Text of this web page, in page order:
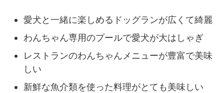
愛犬と一緒に楽しめるドッグランが広くて綺麗
わんちゃん専用のプールで愛犬が大はしゃぎ
レストランのわんちゃんメニューが豊富で美味
しい
新鮮な魚介類を使った料理がとても美味しい